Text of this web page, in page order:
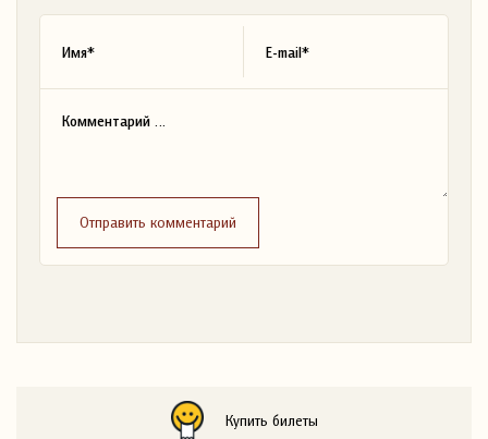
Отправить комментарий
Купить билеты